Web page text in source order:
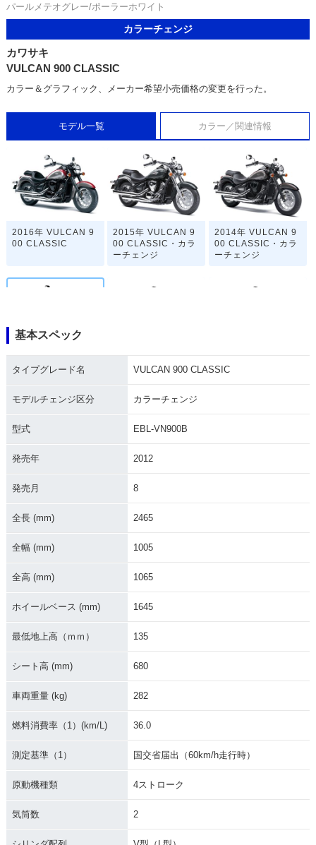
パールメテオグレー/ポーラーホワイト
カラーチェンジ
カワサキ
VULCAN 900 CLASSIC
カラー＆グラフィック、メーカー希望小売価格の変更を行った。
モデル一覧 カラー／関連情報
2016年 VULCAN 9
00 CLASSIC
2015年 VULCAN 9
00 CLASSIC・カラ
ーチェンジ
2014年 VULCAN 9
00 CLASSIC・カラ
ーチェンジ
00 CLASSIC・カラ
00 CLASSIC・カラ
00 CLASSIC・カラ
2010年 VULCAN 9
ナーチェンジ
2008年 VULCAN 9
00 CLASSIC・新登
基本スペック
タイプグレード名 VULCAN 900 CLASSIC
モデルチェンジ区分 カラーチェンジ
型式 EBL-VN900B
発売年 2012
発売月 8
全長 (mm) 2465
全幅 (mm) 1005
全高 (mm) 1065
ホイールベース (mm) 1645
最低地上高（ｍｍ） 135
シート高 (mm) 680
車両重量 (kg) 282
燃料消費率（1）(km/L) 36.0
測定基準（1） 国交省届出（60km/h走行時）
原動機種類 4ストローク
気筒数 2